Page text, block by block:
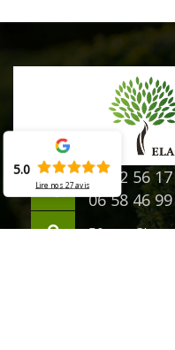
02 52 56
06 58 46
50 rue
5.0
Lire nos 27avis